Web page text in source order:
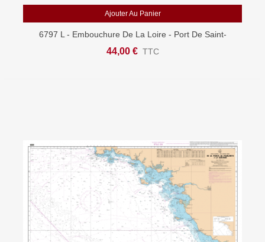
Ajouter Au Panier
6797 L - Embouchure De La Loire - Port De Saint-
Nazaire - Carte Marine Shom Papier
44,00 € TTC